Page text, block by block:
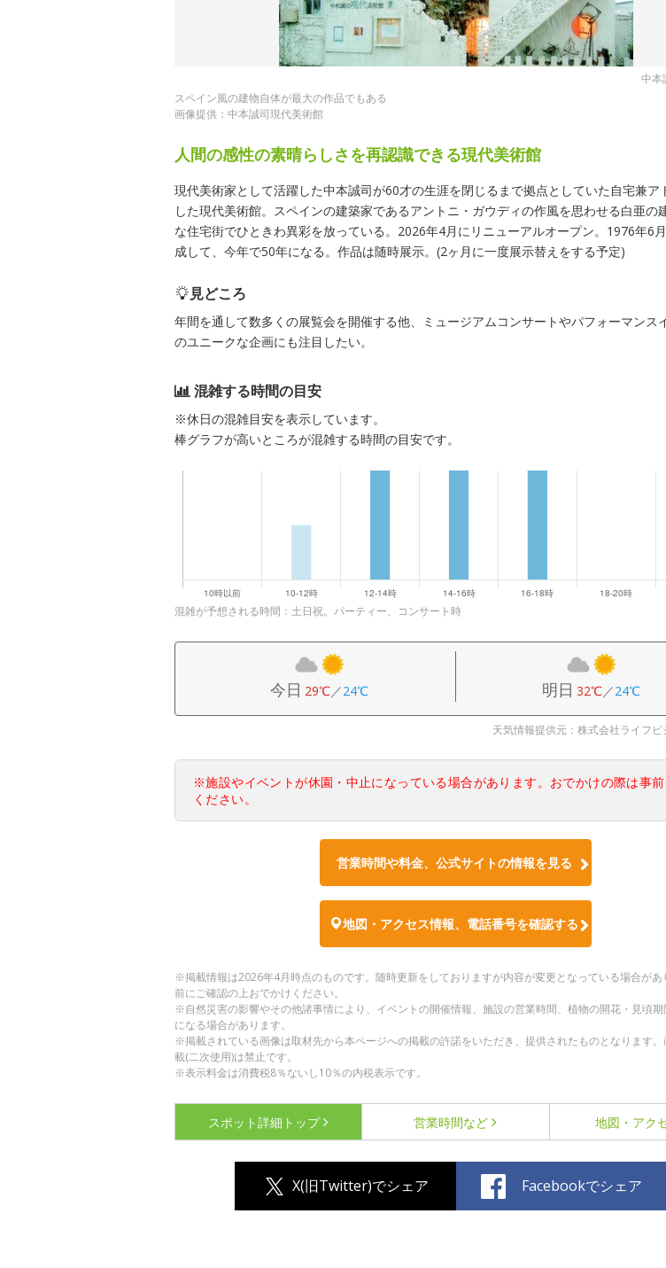
中本
スペイン風の建物自体が最大の作品でもある
画像提供：中本誠司現代美術館
人間の感性の素晴らしさを再認識できる現代美術館
現代美術家として活躍した中本誠司が60才の生涯を閉じるまで拠点としていた自宅兼ア
した現代美術館。スペインの建築家であるアントニ・ガウディの作風を思わせる白亜の
な住宅街でひときわ異彩を放っている。2026年4月にリニューアルオープン。1976年6
成して、今年で50年になる。作品は随時展示。(2ヶ月に一度展示替えをする予定)
見どころ
年間を通して数多くの展覧会を開催する他、ミュージアムコンサートやパフォーマンス
のユニークな企画にも注目したい。
混雑する時間の目安
※休日の混雑目安を表示しています。
棒グラフが高いところが混雑する時間の目安です。
混雑が予想される時間：土日祝。パーティー、コンサート時
今日 29℃／24℃ 明日 32℃／24℃
天気情報提供元：株式会社ライフ
※施設やイベントが休園・中止になっている場合があります。おでかけの際は事
ください。
営業時間や料金、公式サイトの情報を見る
地図・アクセス情報、電話番号を確認する
※掲載情報は2026年4月時点のものです。随時更新をしておりますが内容が変更となっている場合があ
前にご確認の上おでかけください。
※自然災害の影響やその他諸事情により、イベントの開催情報、施設の営業時間、植物の開花・見頃期
になる場合があります。
※掲載されている画像は取材先から本ページへの掲載の許諾をいただき、提供されたものとなります
載(二次使用)は禁止です。
※表示料金は消費税8％ないし10％の内税表示です。
スポット詳細 トップ 営業時間など 地図・アク
X(旧Twitter)でシェア Facebookでシェア